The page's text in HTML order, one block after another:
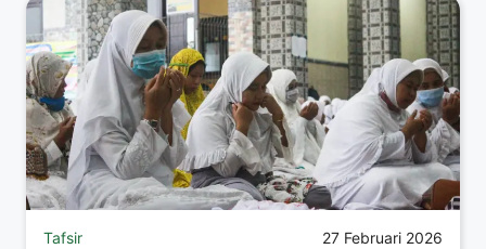
Tafsir 27 Februari 2026